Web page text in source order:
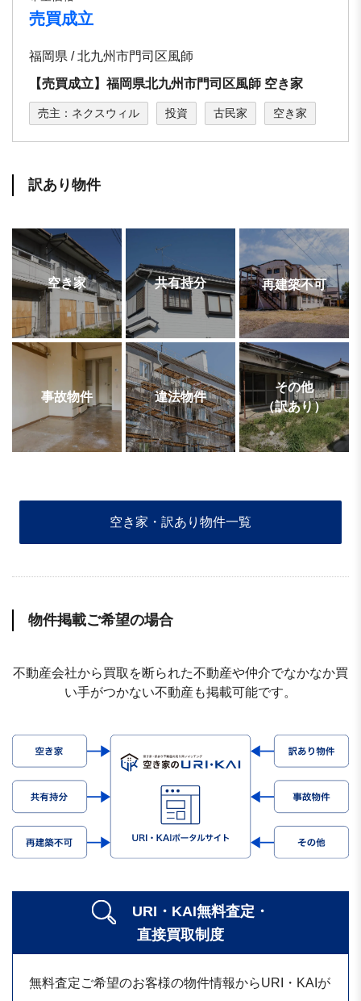
売買成立
福岡県 / 北九州市門司区風師
【売買成立】福岡県北九州市門司区風師 空き家
売主：ネクスウィル 投資 古民家 空き家
訳あり物件
空き家 共有持分 再建築不可
事故物件 違法物件
その他
（訳あり）
空き家・訳あり物件一覧
物件掲載ご希望の場合
不動産会社から買取を断られた不動産や仲介でなかなか買
い手がつかない不動産も掲載可能です。
URI・KAI無料査定・
直接買取制度
無料査定ご希望のお客様の物件情報からURI・KAIが